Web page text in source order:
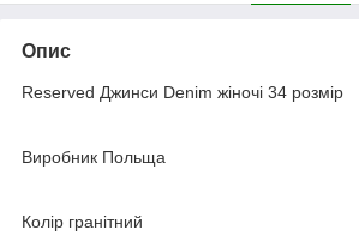
Опис
Reserved Джинси Denim жіночі 34 розмір
Виробник Польща
Колір гранітний